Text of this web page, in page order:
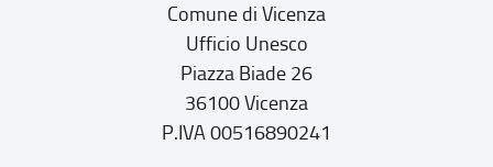
Comune di Vicenza
Ufficio Unesco
Piazza Biade 26
36100 Vicenza
P.IVA 00516890241